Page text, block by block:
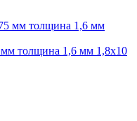
мм толщина 1,6 мм 1,8х10